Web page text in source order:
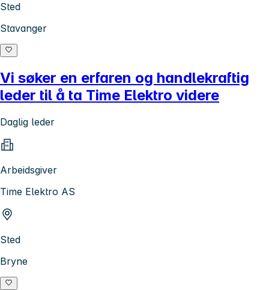
Sted
Stavanger
Vi søker en erfaren og handlekraftig
leder til å ta Time Elektro videre
Daglig leder
Arbeidsgiver
Time Elektro AS
Sted
Bryne